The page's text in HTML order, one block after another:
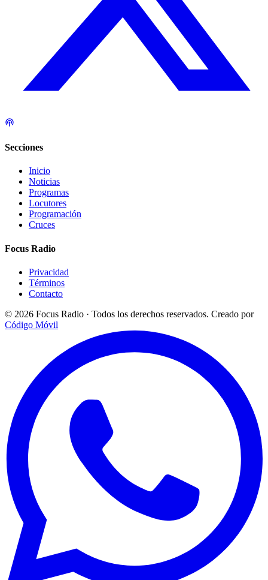
Secciones
Inicio
Noticias
Programas
Locutores
Programación
Cruces
Focus Radio
Privacidad
Términos
Contacto
© 2026 Focus Radio · Todos los derechos reservados. Creado por
Código Móvil